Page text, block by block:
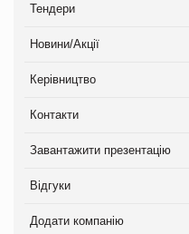
Тендери
Новини/Акції
Керівництво
Контакти
Завантажити презентацію
Відгуки
Додати компанію